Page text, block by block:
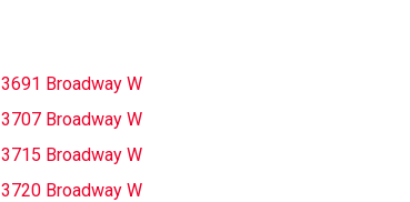
3691 Broadway W
3707 Broadway W
3715 Broadway W
3720 Broadway W